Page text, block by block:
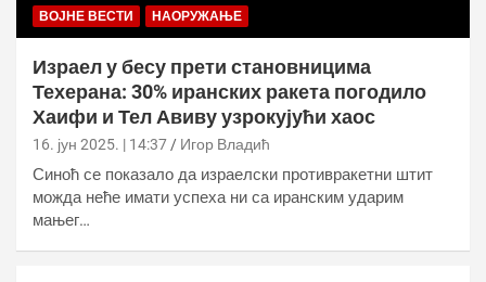
ВОЈНЕ ВЕСТИ НАОРУЖАЊЕ
Израел у бесу прети становницима
Техерана: 30% иранских ракета погодило
Хаифи и Тел Авиву узрокујући хаос
16. јун 2025. | 14:37 Игор Владић
Синоћ се показало да израелски противракетни штит
можда неће имати успеха ни са иранским ударим
мањег…